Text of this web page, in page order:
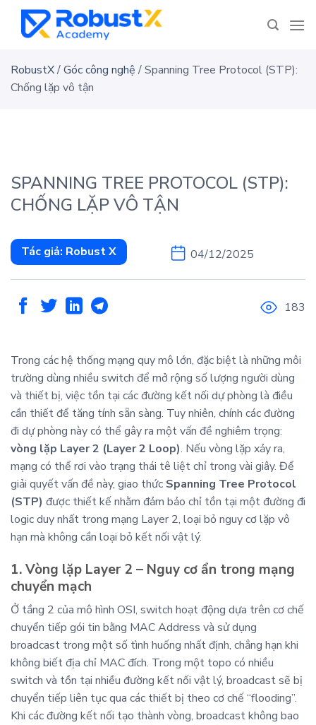
content
RobustX/Góc công nghệ/Spanning Tree Protocol (STP):
Chống lặp vô tận
SPANNING TREE PROTOCOL (STP):
CHỐNG LẶP VÔ TẬN
Tác giả: Robust X 04/12/2025
183
Trong các hệ thống mạng quy mô lớn, đặc biệt là những môi
trường dùng nhiều switch để mở rộng số lượng người dùng
và thiết bị, việc tồn tại các đường kết nối dự phòng là điều
cần thiết để tăng tính sẵn sàng. Tuy nhiên, chính các đường
đi dự phòng này có thể gây ra một vấn đề nghiêm trọng:
vòng lặp Layer 2 (Layer 2 Loop). Nếu vòng lặp xảy ra,
mạng có thể rơi vào trạng thái tê liệt chỉ trong vài giây. Để
giải quyết vấn đề này, giao thức Spanning Tree Protocol
(STP) được thiết kế nhằm đảm bảo chỉ tồn tại một đường đi
logic duy nhất trong mạng Layer 2, loại bỏ nguy cơ lặp vô
hạn mà không cần loại bỏ kết nối vật lý.
1. Vòng lặp Layer 2 – Nguy cơ ẩn trong mạng
chuyển mạch
Ở tầng 2 của mô hình OSI, switch hoạt động dựa trên cơ chế
chuyển tiếp gói tin bằng MAC Address và sử dụng
broadcast trong một số tình huống nhất định, chẳng hạn khi
không biết địa chỉ MAC đích. Trong một topo có nhiều
switch và tồn tại nhiều đường kết nối vật lý, broadcast sẽ bị
chuyển tiếp liên tục qua các thiết bị theo cơ chế “flooding”.
Khi các đường kết nối tạo thành vòng, broadcast không bao